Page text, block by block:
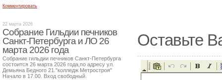
Оставьте
Комментировать
22 марта 2026
Собрание Гильдии печников
Санкт-Петербурга и ЛО 26
марта 2026 года
Собрание гильдии печников Санкт-Петербурга
состоится 26 марта 2026 года,по адресу ул.
Демьяна Бедного 21."колледж Метростроя"
Начало в 17.00. Вход свободный.